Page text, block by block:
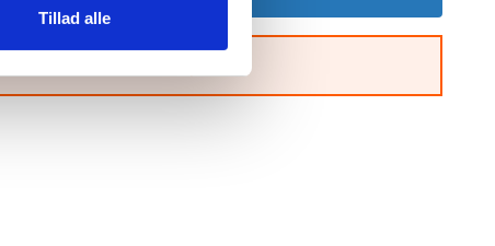
Tillad alle